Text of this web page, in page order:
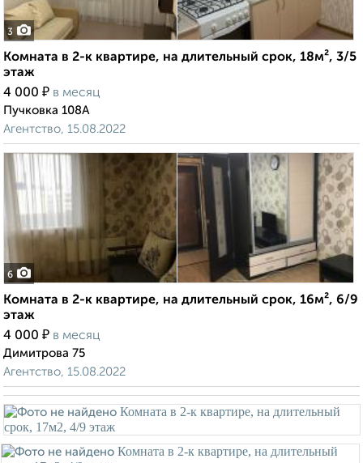
3
Комната в 2-к квартире, на длительный срок, 18м², 3/5
этаж
4 000 ₽ в месяц
Пучковка 108А
Агентство, 15.08.2022
6
Комната в 2-к квартире, на длительный срок, 16м², 6/9
этаж
4 000 ₽ в месяц
Димитрова 75
Агентство, 15.08.2022